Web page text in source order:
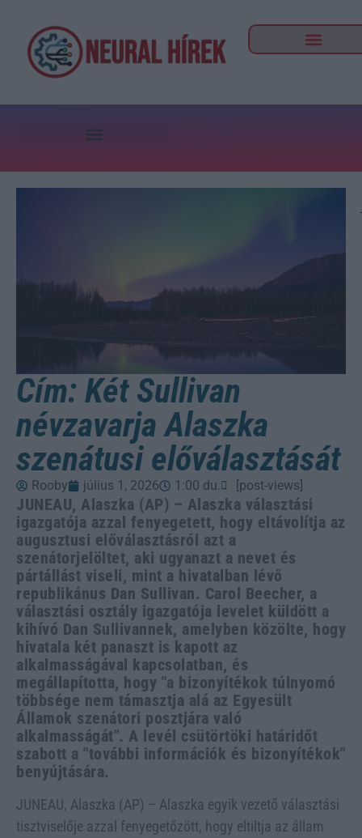
Cím: Két Sullivan
névzavarja Alaszka
szenátusi előválasztását
Rooby július 1, 2026 1:00 du. [post-views]
JUNEAU, Alaszka (AP) – Alaszka választási
igazgatója azzal fenyegetett, hogy eltávolítja az
augusztusi előválasztásról azt a
szenátorjelöltet, aki ugyanazt a nevet és
pártállást viseli, mint a hivatalban lévő
republikánus Dan Sullivan. Carol Beecher, a
választási osztály igazgatója levelet küldött a
kihívó Dan Sullivannek, amelyben közölte, hogy
hivatala két panaszt is kapott az
alkalmasságával kapcsolatban, és
megállapította, hogy "a bizonyítékok túlnyomó
többsége nem támasztja alá az Egyesült
Államok szenátori posztjára való
alkalmasságát". A levél csütörtöki határidőt
szabott a "további információk és bizonyítékok"
benyújtására.
JUNEAU, Alaszka (AP) – Alaszka egyik vezető választási
tisztviselője azzal fenyegetőzött, hogy eltiltja az állam